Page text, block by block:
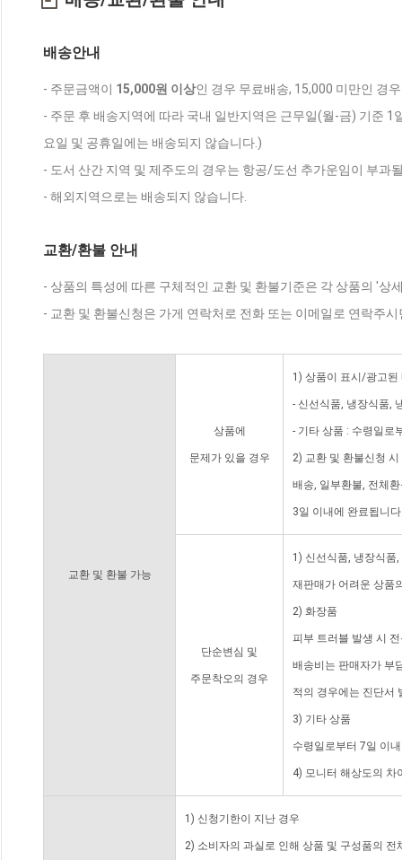
배송안내
- 주문금액이 15,000원 이상인 경우 무료배송, 15,000 미만인 경
- 주문 후 배송지역에 따라 국내 일반지역은 근무일(월-금) 기준
요일 및 공휴일에는 배송되지 않습니다.)
- 도서 산간 지역 및 제주도의 경우는 항공/도선 추가운임이 부과
- 해외지역으로는 배송되지 않습니다.
교환/환불 안내
- 상품의 특성에 따른 구체적인 교환 및 환불기준은 각 상품의 '상
- 교환 및 환불신청은 가게 연락처로 전화 또는 이메일로 연락주
교환 및 환불 가능
상품에
문제가 있을 경우
1) 상품이 표시/광고된
- 신선식품, 냉장식품,
- 기타 상품 : 수령일로
2) 교환 및 환불신청
배송, 일부환불, 전체
3일 이내에 완료됩니
단순변심 및
주문착오의 경우
1) 신선식품, 냉장식품
재판매가 어려운 상품
2) 화장품
피부 트러블 발생 시
배송비는 판매자가 부
적의 경우에는 진단서
3) 기타 상품
수령일로부터 7일 이
4) 모니터 해상도의 차
1) 신청기한이 지난 경우
2) 소비자의 과실로 인해 상품 및 구성품의